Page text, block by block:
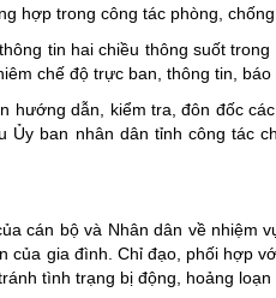
hợp trong công tác phòng,
tin hai chiều thông suốt
chế độ trực ban, thông tin, báo
dẫn, kiểm tra, đôn đốc
ban nhân dân tỉnh công tác
cán bộ và Nhân dân về nhiệm
của gia đình. Chỉ đạo, phối hợp
tình trạng bị động, hoảng loạn